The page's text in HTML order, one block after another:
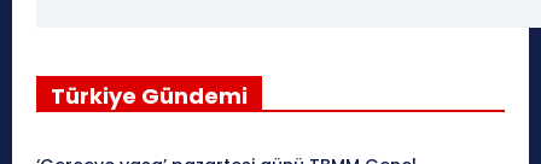
Türkiye Gündemi